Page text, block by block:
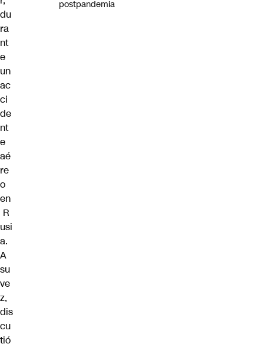
du
ra
nt
e
un
ac
ci
de
nt
e
aé
re
o
en
R
usi
a.
A
su
ve
z,
dis
cu
tió
postpandemia